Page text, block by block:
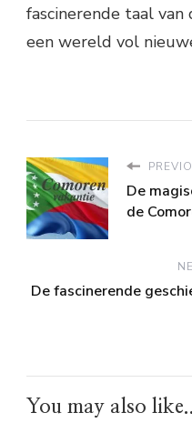
fascinerende taal
een wereld vol
De
de
De fascinerende
You may also